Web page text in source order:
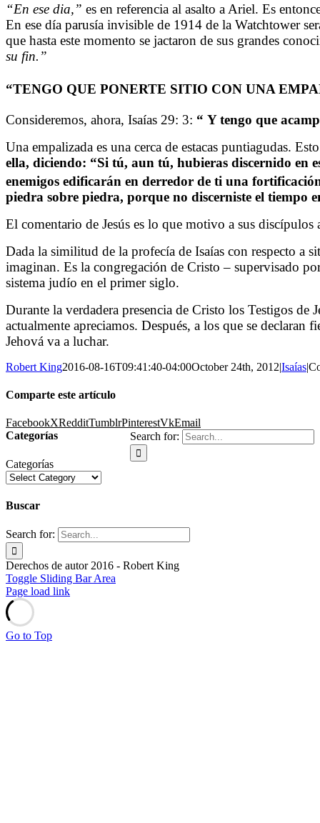
“En ese dia,” es en referencia al asalto a Ariel. Es
En ese día parusía invisible de 1914 de la Watchtower
que hasta este momento se jactaron de sus grandes
su fin.”
“TENGO QUE PONERTE SITIO CON UNA
Consideremos, ahora, Isaías 29: 3: “ Y tengo que
Una empalizada es una cerca de estacas puntiagudas.
ella, diciendo: “Si tú, aun tú, hubieras discernido en
enemigos edificarán en derredor de ti una
piedra sobre piedra, porque no discerniste el tiempo
El comentario de Jesús es lo que motivo a sus discípulos
Dada la similitud de la profecía de Isaías con respecto a
imaginan. Es la congregación de Cristo – supervisado
sistema judío en el primer siglo.
Durante la verdadera presencia de Cristo los Testigos
actualmente apreciamos. Después, a los que se
Jehová va a luchar.
Robert King2016-08-16T09:41:40-04:00October 24th, 2012|Isaías|
Comparte este artículo
FacebookXRedditTumblrPinterestVkEmail
Search for:
Categorías
Categorías
Buscar
Search for:
Derechos de autor 2016 - Robert King
Toggle Sliding Bar Area
Page load link
Go to Top